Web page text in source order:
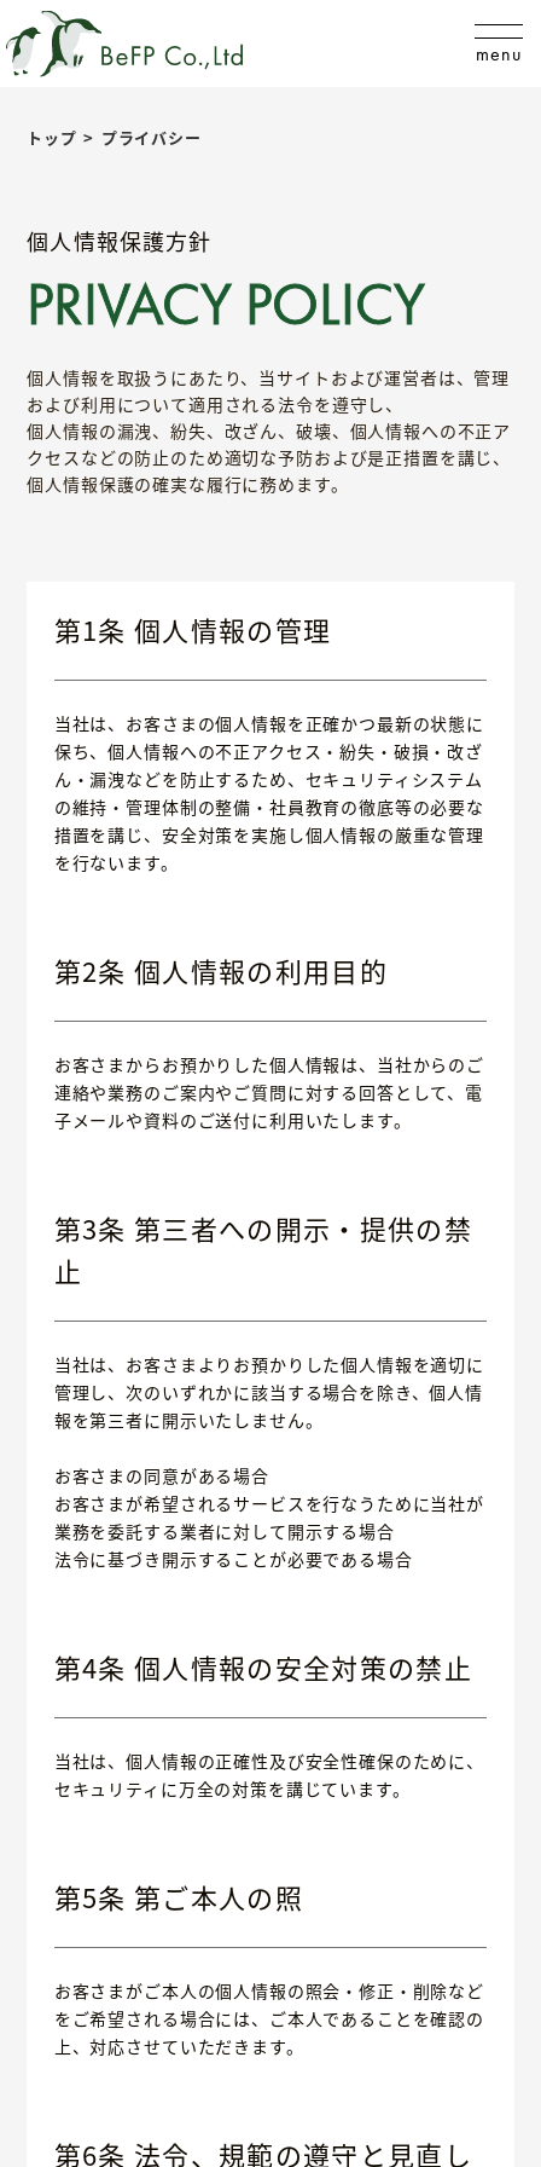
menu
トップ プライバシー
個人情報保護方針
PRIVACY POLICY
個人情報を取扱うにあたり、当サイトおよび運営者は、管理
および利用について適用される法令を遵守し、
個人情報の漏洩、紛失、改ざん、破壊、個人情報への不正ア
クセスなどの防止のため適切な予防および是正措置を講じ、
個人情報保護の確実な履行に務めます。
第1条 個人情報の管理
当社は、お客さまの個人情報を正確かつ最新の状態に
保ち、個人情報への不正アクセス・紛失・破損・改ざ
ん・漏洩などを防止するため、セキュリティシステム
の維持・管理体制の整備・社員教育の徹底等の必要な
措置を講じ、安全対策を実施し個人情報の厳重な管理
を行ないます。
第2条 個人情報の利用目的
お客さまからお預かりした個人情報は、当社からのご
連絡や業務のご案内やご質問に対する回答として、電
子メールや資料のご送付に利用いたします。
第3条 第三者への開示・提供の禁
止
当社は、お客さまよりお預かりした個人情報を適切に
管理し、次のいずれかに該当する場合を除き、個人情
報を第三者に開示いたしません。
お客さまの同意がある場合
お客さまが希望されるサービスを行なうために当社が
業務を委託する業者に対して開示する場合
法令に基づき開示することが必要である場合
第4条 個人情報の安全対策の禁止
当社は、個人情報の正確性及び安全性確保のために、
セキュリティに万全の対策を講じています。
第5条 第ご本人の照
お客さまがご本人の個人情報の照会・修正・削除など
をご希望される場合には、ご本人であることを確認の
上、対応させていただきます。
第6条 法令、規範の遵守と見直し